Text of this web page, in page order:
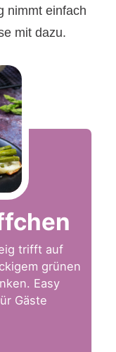
nimmt einfach
mit dazu.
trifft auf
grünen
Easy
Gäste